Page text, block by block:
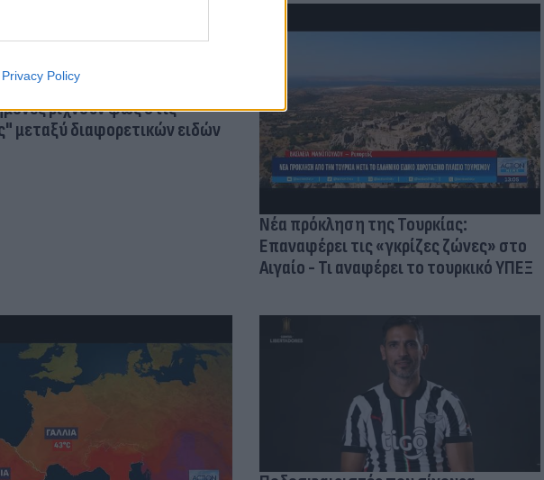
Privacy Policyέχουν κατοικίδια! Οι
ρίχνουν φως στις
μεταξύ διαφορετικών ειδών
Νέα πρόκληση της Τουρκίας:
Επαναφέρει τις «γκρίζες ζώνες» στο
Αιγαίο - Τι αναφέρει το τουρκικό ΥΠΕΞ